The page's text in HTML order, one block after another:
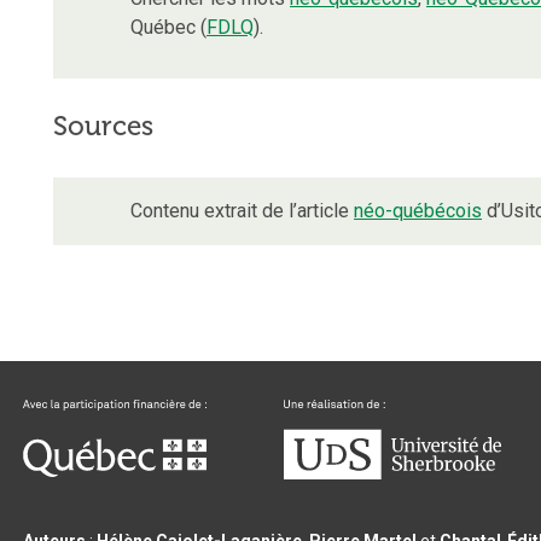
Québec (FDLQ).
Sources
Contenu extrait de l’article néo-québécois